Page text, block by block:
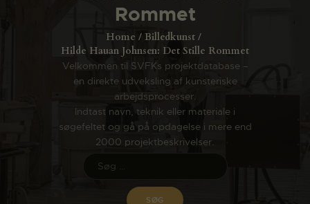
Rommet
Home
Billedkunst
Hilde Hauan Johnsen: Det Stille Rommet
Velkommen til SVFKs projektdatabase –
en direkte udveksling af kunsteriske
arbejdsprocesser.
Indtast navn, teknik eller materiale i
søgefeltet og gå på opdagelse i mere end
2000 projektbeskrivelser.
CHANNEL
OM SVFK
ENGLISH